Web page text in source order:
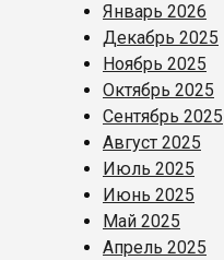
Январь 2026
Декабрь 2025
Ноябрь 2025
Октябрь 2025
Сентябрь 2025
Август 2025
Июль 2025
Июнь 2025
Май 2025
Апрель 2025